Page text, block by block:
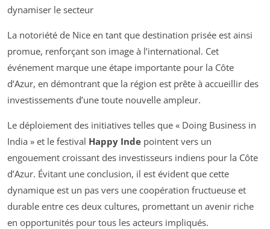
dynamiser le secteur
La notoriété de Nice en tant que destination prisée est ainsi
promue, renforçant son image à l’international. Cet
événement marque une étape importante pour la Côte
d’Azur, en démontrant que la région est prête à accueillir des
investissements d’une toute nouvelle ampleur.
Le déploiement des initiatives telles que « Doing Business in
India » et le festival Happy Inde pointent vers un
engouement croissant des investisseurs indiens pour la Côte
d’Azur. Évitant une conclusion, il est évident que cette
dynamique est un pas vers une coopération fructueuse et
durable entre ces deux cultures, promettant un avenir riche
en opportunités pour tous les acteurs impliqués.